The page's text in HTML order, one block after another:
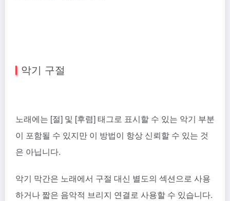
악기 구절
노래에는 [절] 및 [후렴] 태그로 표시할 수 있는 악기 부분
이 포함될 수 있지만 이 방법이 항상 신뢰할 수 있는 것
은 아닙니다.
악기 막간은 노래에서 구절 대신 별도의 섹션으로 사용
하거나 짧은 음악적 브리지 연결로 사용할 수 있습니다.